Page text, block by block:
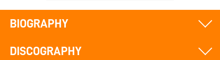
BIOGRAPHY
DISCOGRAPHY